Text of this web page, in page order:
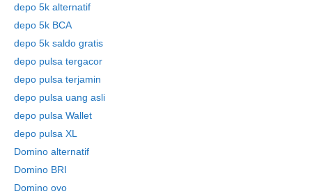
depo 5k alternatif
depo 5k BCA
depo 5k saldo gratis
depo pulsa tergacor
depo pulsa terjamin
depo pulsa uang asli
depo pulsa Wallet
depo pulsa XL
Domino alternatif
Domino BRI
Domino ovo